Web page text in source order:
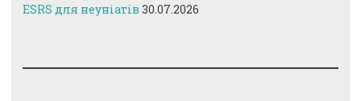
ESRS для неуніатів 30.07.2026